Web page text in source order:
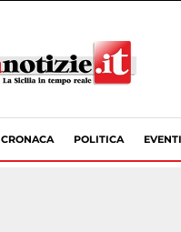
CRONACA POLITICA EVENTI